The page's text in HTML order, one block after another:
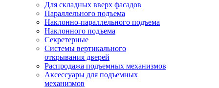
Для складных вверх фасадов
Параллельного подъема
Наклонно-параллельного подъема
Наклонного подъема
Секретерные
Системы вертикального
открывания дверей
Распродажа подъемных механизмов
Аксессуары для подъемных
механизмов